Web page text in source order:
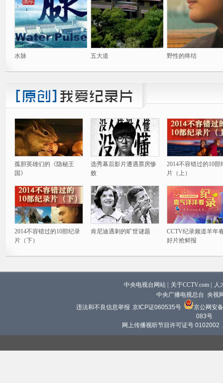
水脉 五大道 野性的终结
孤胆英雄们的《隐秘王
国》
选秀幕后影片遭遇票房惨
败
2014不容错过的10部
片（上）
2014不容错过的10部纪录
片（下）
肯尼迪遇刺的旷世谜题
CCTV纪录频道羊年
好片抢鲜报
中央电视台网站 关于CCTV.com
人
中央广播电视总台 央视
违法和不良信息举报 京ICP证060535号
京公网安
083号
网上传播视听节目许可证号